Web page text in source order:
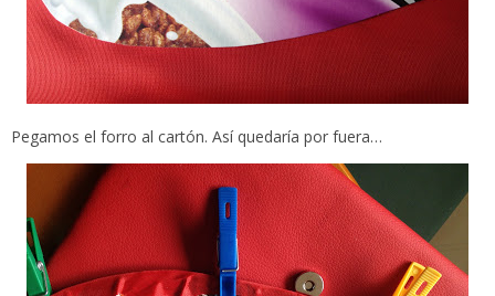
Pegamos el forro al cartón. Así quedaría por fuera…